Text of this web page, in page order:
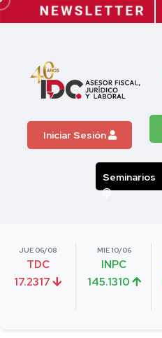
Iniciar Sesión
Seminarios
JUE 06/08
TDC
17.2317
MIE 10/06
INPC
145.1310